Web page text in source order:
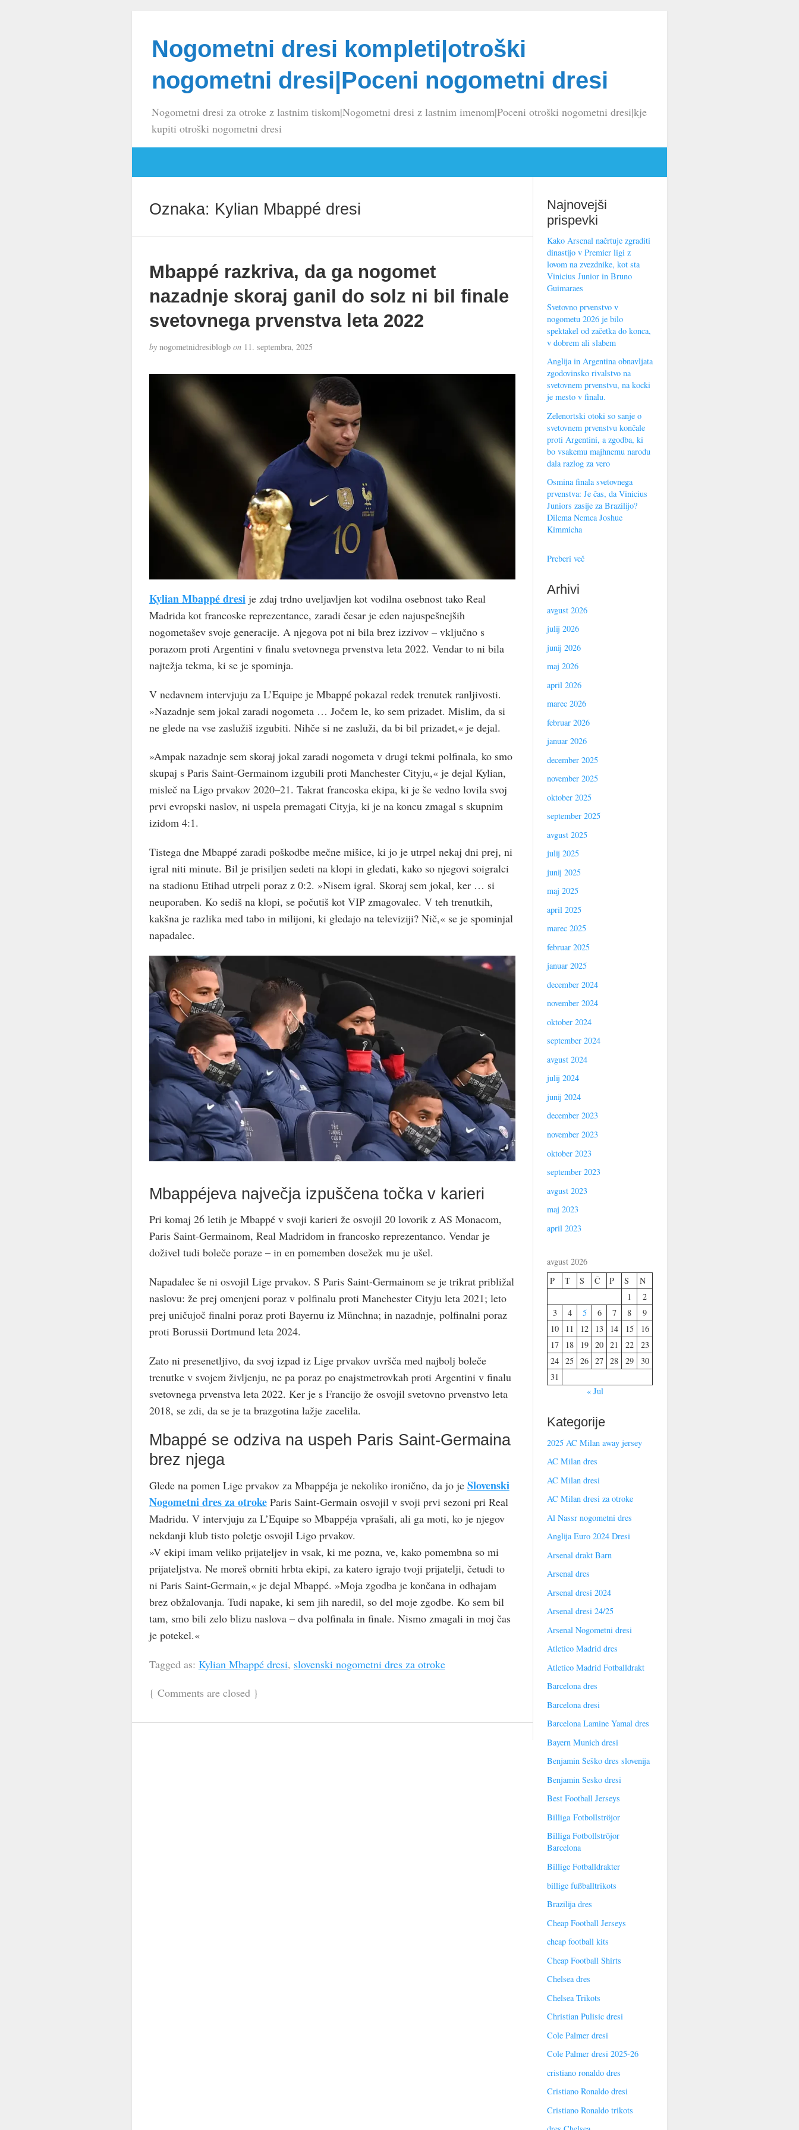
Nogometni dresi kompleti|otroški
nogometni dresi|Poceni nogometni dresi
Nogometni dresi za otroke z lastnim tiskom|Nogometni dresi z lastnim imenom|Poceni otroški nogometni dresi|kje
kupiti otroški nogometni dresi
Oznaka: Kylian Mbappé dresi
Mbappé razkriva, da ga nogomet
nazadnje skoraj ganil do solz ni bil finale
svetovnega prvenstva leta 2022
bynogometnidresiblogb on11. septembra, 2025
Kylian Mbappé dresije zdaj trdno uveljavljen kot vodilna osebnost tako Real
Madrida kot francoske reprezentance, zaradi česar je eden najuspešnejših
nogometašev svoje generacije. A njegova pot ni bila brez izzivov – vključno s
porazom proti Argentini v finalu svetovnega prvenstva leta 2022. Vendar to ni bila
najtežja tekma, ki se je spominja.
V nedavnem intervjuju za L’Equipe je Mbappé pokazal redek trenutek ranljivosti.
»Nazadnje sem jokal zaradi nogometa … Jočem le, ko sem prizadet. Mislim, da si
ne glede na vse zaslužiš izgubiti. Nihče si ne zasluži, da bi bil prizadet,« je dejal.
»Ampak nazadnje sem skoraj jokal zaradi nogometa v drugi tekmi polfinala, ko smo
skupaj s Paris Saint-Germainom izgubili proti Manchester Cityju,« je dejal Kylian,
misleč na Ligo prvakov 2020–21. Takrat francoska ekipa, ki je še vedno lovila svoj
prvi evropski naslov, ni uspela premagati Cityja, ki je na koncu zmagal s skupnim
izidom 4:1.
Tistega dne Mbappé zaradi poškodbe mečne mišice, ki jo je utrpel nekaj dni prej, ni
igral niti minute. Bil je prisiljen sedeti na klopi in gledati, kako so njegovi soigralci
na stadionu Etihad utrpeli poraz z 0:2. »Nisem igral. Skoraj sem jokal, ker … si
neuporaben. Ko sediš na klopi, se počutiš kot VIP zmagovalec. V teh trenutkih,
kakšna je razlika med tabo in milijoni, ki gledajo na televiziji? Nič,« se je spominjal
napadalec.
Mbappéjeva največja izpuščena točka v karieri
Pri komaj 26 letih je Mbappé v svoji karieri že osvojil 20 lovorik z AS Monacom,
Paris Saint-Germainom, Real Madridom in francosko reprezentanco. Vendar je
doživel tudi boleče poraze – in en pomemben dosežek mu je ušel.
Napadalec še ni osvojil Lige prvakov. S Paris Saint-Germainom se je trikrat približal
naslovu: že prej omenjeni poraz v polfinalu proti Manchester Cityju leta 2021; leto
prej uničujoč finalni poraz proti Bayernu iz Münchna; in nazadnje, polfinalni poraz
proti Borussii Dortmund leta 2024.
Zato ni presenetljivo, da svoj izpad iz Lige prvakov uvršča med najbolj boleče
trenutke v svojem življenju, ne pa poraz po enajstmetrovkah proti Argentini v finalu
svetovnega prvenstva leta 2022. Ker je s Francijo že osvojil svetovno prvenstvo leta
2018, se zdi, da se je ta brazgotina lažje zacelila.
Mbappé se odziva na uspeh Paris Saint-Germaina
brez njega
Glede na pomen Lige prvakov za Mbappéja je nekoliko ironično, da jo je Slovenski
Nogometni dres za otrokeParis Saint-Germain osvojil v svoji prvi sezoni pri Real
Madridu. V intervjuju za L’Equipe so Mbappéja vprašali, ali ga moti, ko je njegov
nekdanji klub tisto poletje osvojil Ligo prvakov.
»V ekipi imam veliko prijateljev in vsak, ki me pozna, ve, kako pomembna so mi
prijateljstva. Ne moreš obrniti hrbta ekipi, za katero igrajo tvoji prijatelji, četudi to
ni Paris Saint-Germain,« je dejal Mbappé. »Moja zgodba je končana in odhajam
brez obžalovanja. Tudi napake, ki sem jih naredil, so del moje zgodbe. Ko sem bil
tam, smo bili zelo blizu naslova – dva polfinala in finale. Nismo zmagali in moj čas
je potekel.«
Tagged as: Kylian Mbappé dresi, slovenski nogometni dres za otroke
{ Comments are closed}
Najnovejši
prispevki
Kako Arsenal načrtuje zgraditi
dinastijo v Premier ligi z
lovom na zvezdnike, kot sta
Vinicius Junior in Bruno
Guimaraes
Svetovno prvenstvo v
nogometu 2026 je bilo
spektakel od začetka do konca,
v dobrem ali slabem
Anglija in Argentina obnavljata
zgodovinsko rivalstvo na
svetovnem prvenstvu, na kocki
je mesto v finalu.
Zelenortski otoki so sanje o
svetovnem prvenstvu končale
proti Argentini, a zgodba, ki
bo vsakemu majhnemu narodu
dala razlog za vero
Osmina finala svetovnega
prvenstva: Je čas, da Vinicius
Juniors zasije za Brazilijo?
Dilema Nemca Joshue
Kimmicha
Preberi več
Arhivi
avgust 2026
julij 2026
junij 2026
maj 2026
april 2026
marec 2026
februar 2026
januar 2026
december 2025
november 2025
oktober 2025
september 2025
avgust 2025
julij 2025
junij 2025
maj 2025
april 2025
marec 2025
februar 2025
januar 2025
december 2024
november 2024
oktober 2024
september 2024
avgust 2024
julij 2024
junij 2024
december 2023
november 2023
oktober 2023
september 2023
avgust 2023
maj 2023
april 2023
avgust 2026
P
T S Č P S
N
1
2
3
4 5 6 7 8
9
10
11 12 13 14 15
16
17
18 19 20 21 22
23
24 25 26 27 28 29
30
31
« Jul
Kategorije
2025 AC Milan away jersey
AC Milan dres
AC Milan dresi
AC Milan dresi za otroke
Al Nassr nogometni dres
Anglija Euro 2024 Dresi
Arsenal drakt Barn
Arsenal dres
Arsenal dresi 2024
Arsenal dresi 24/25
Arsenal Nogometni dresi
Atletico Madrid dres
Atletico Madrid Fotballdrakt
Barcelona dres
Barcelona dresi
Barcelona Lamine Yamal dres
Bayern Munich dresi
Benjamin Šeško dres slovenija
Benjamin Sesko dresi
Best Football Jerseys
Billiga Fotbollströjor
Billiga Fotbollströjor
Barcelona
Billige Fotballdrakter
billige fußballtrikots
Brazilija dres
Cheap Football Jerseys
cheap football kits
Cheap Football Shirts
Chelsea dres
Chelsea Trikots
Christian Pulisic dresi
Cole Palmer dresi
Cole Palmer dresi 2025-26
cristiano ronaldo dres
Cristiano Ronaldo dresi
Cristiano Ronaldo trikots